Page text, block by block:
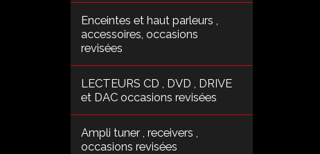
Enceintes et haut parleurs ,
accessoires, occasions
revisées
LECTEURS CD , DVD , DRIVE
et DAC occasions revisées
Ampli tuner , receivers ,
occasions revisées